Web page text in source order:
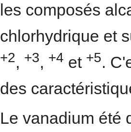
les composés
chlorhydrique et
+2, +3, +4 et +5.
des
Le vanadium été